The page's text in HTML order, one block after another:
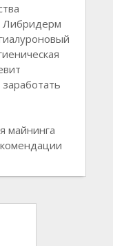
Либридерм
майнинга